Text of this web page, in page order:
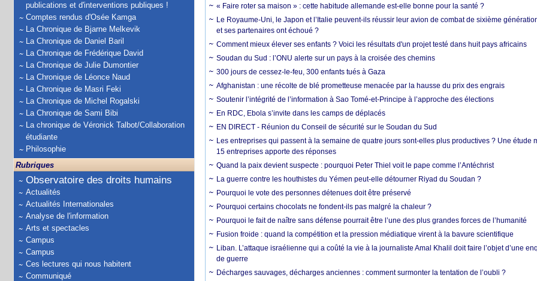
publications et d'interventions publiques !
Comptes rendus d'Osée Kamga
La Chronique de Bjarne Melkevik
La Chronique de Daniel Baril
La Chronique de Frédérique David
La Chronique de Julie Dumontier
La Chronique de Léonce Naud
La Chronique de Masri Feki
La Chronique de Michel Rogalski
La Chronique de Sami Bibi
La chronique de Véronick Talbot/Collaboration
étudiante
Philosophie
Rubriques
Observatoire des droits humains
Actualités
Actualités Internationales
Analyse de l'information
Arts et spectacles
Campus
Campus
Ces lectures qui nous habitent
Communiqué
« Faire roter sa maison » : cette habitude allemande est-elle bonne pour la santé ?
Le Royaume-Uni, le Japon et l’Italie peuvent-ils réussir leur avion de combat de sixième
et ses partenaires ont échoué ?
Comment mieux élever ses enfants ? Voici les résultats d'un projet testé dans huit pays africains
Soudan du Sud : l’ONU alerte sur un pays à la croisée des chemins
300 jours de cessez-le-feu, 300 enfants tués à Gaza
Afghanistan : une récolte de blé prometteuse menacée par la hausse du prix des engrais
Soutenir l’intégrité de l’information à Sao Tomé-et-Principe à l’approche des élections
En RDC, Ebola s’invite dans les camps de déplacés
EN DIRECT - Réunion du Conseil de sécurité sur le Soudan du Sud
Les entreprises qui passent à la semaine de quatre jours sont-elles plus productives ? Une étude
15 entreprises apporte des réponses
Quand la paix devient suspecte : pourquoi Peter Thiel voit le pape comme l’Antéchrist
La guerre contre les houthistes du Yémen peut-elle détourner Riyad du Soudan ?
Pourquoi le vote des personnes détenues doit être préservé
Pourquoi certains chocolats ne fondent-ils pas malgré la chaleur ?
Pourquoi le fait de naître sans défense pourrait être l’une des plus grandes forces de l’humanité
Fusion froide : quand la compétition et la pression médiatique virent à la bavure scientifique
Liban. L’attaque israélienne qui a coûté la vie à la journaliste Amal Khalil doit faire l’objet d’une
de guerre
Décharges sauvages, décharges anciennes : comment surmonter la tentation de l’oubli ?